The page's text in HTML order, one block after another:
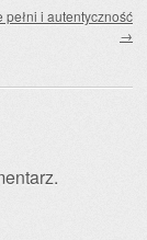
pełni i autentyczność
→